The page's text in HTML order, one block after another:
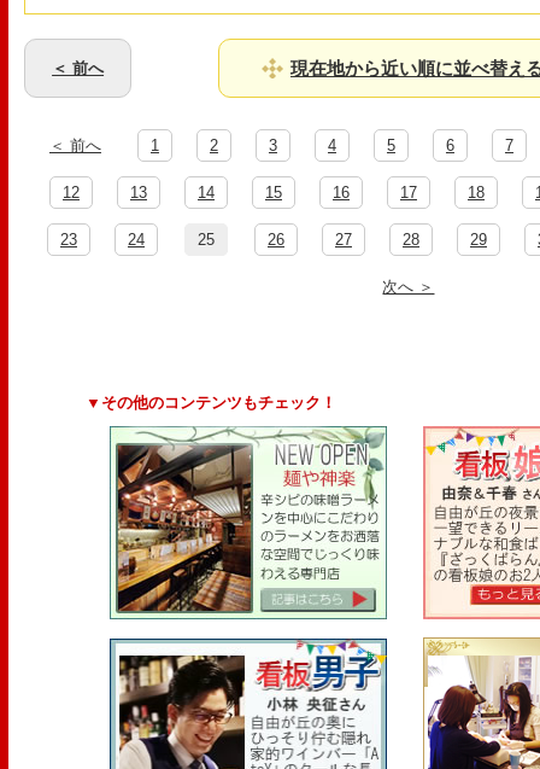
＜ 前へ 現在地から近い順に並べ替え
＜ 前へ 1 2 3 4 5 6 7
12 13 14 15 16 17 18
23 24 25 26 27 28 29
次へ ＞
▼その他のコンテンツもチェック！